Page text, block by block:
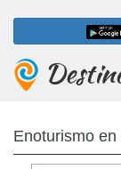
Enoturismo